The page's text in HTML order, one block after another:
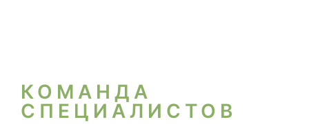
КОМАНДА
СПЕЦИАЛИСТОВ